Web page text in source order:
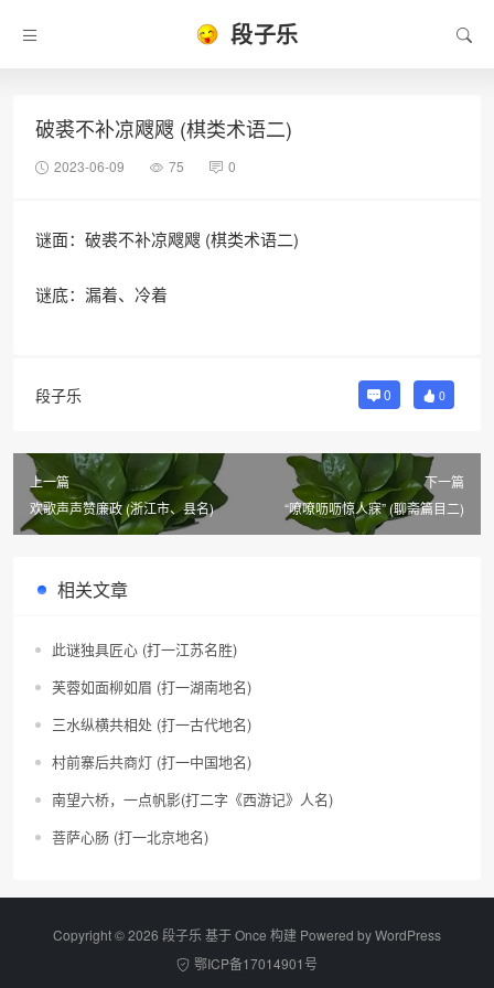
段子乐
破裘不补凉飕飕 (棋类术语二)
2023-06-09 75 0
谜面：破裘不补凉飕飕 (棋类术语二)
谜底：漏着、冷着
段子乐 0 0
上一篇
欢歌声声赞廉政 (浙江市、县名)
下一篇
“嘹嘹呖呖惊人寐” (聊斋篇目二)
相关文章
此谜独具匠心 (打一江苏名胜)
芙蓉如面柳如眉 (打一湖南地名)
三水纵横共相处 (打一古代地名)
村前寨后共商灯 (打一中国地名)
南望六桥，一点帆影(打二字《西游记》人名)
菩萨心肠 (打一北京地名)
Copyright © 2026 段子乐 基于 Once 构建 Powered byWordPress
鄂ICP备17014901号